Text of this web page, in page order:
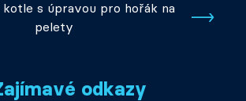
s úpravou pro hořák na
pelety
odkazy